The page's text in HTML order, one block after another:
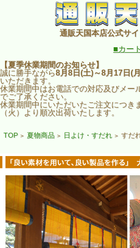
通販天国本店公式サ
■カー
【夏季休業期間のお知らせ】
誠に勝手ながら8月8日(土)～8月17日(
いただきます。
休業期間中はお電話での対応及びメー
でご了承ください。
休業期間中にいただいたご注文につき
（火）より順次出荷いたします。
TOP > 夏物商品 > 日よけ・すだれ > すだ